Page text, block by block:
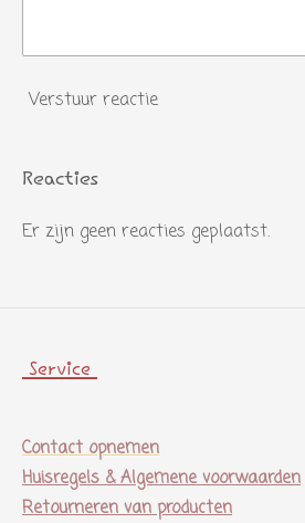
Verstuur reactie
Reacties
Er zijn geen reacties geplaatst.
Service
Contact opnemen
Huisregels & Algemene voorwaarden
Retourneren van producten